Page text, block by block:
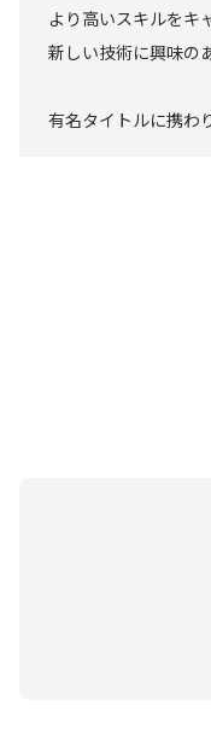
より高いスキルをキ
新しい技術に興味の
有名タイトルに携わ